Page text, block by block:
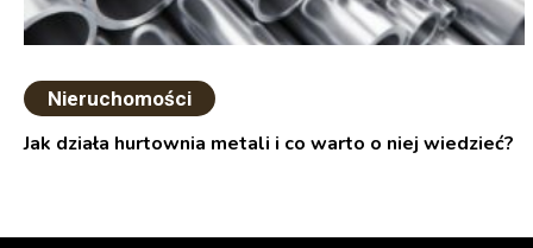
Nieruchomości
Jak działa hurtownia metali i co warto o niej wiedzieć?